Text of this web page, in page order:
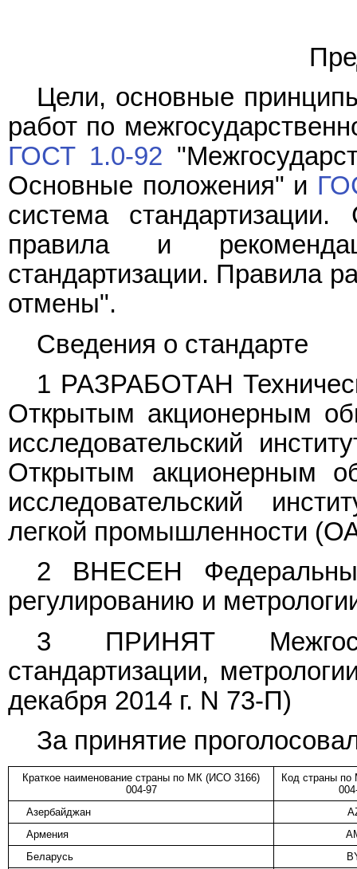
Цели, основные
работ по
ГОСТ 1.0-92
Основные положения" и
система стандартизации.
правила и
стандартизации. Правила
отмены".
Сведения о стандарте
1 РАЗРАБОТАН
Открытым акционерным
исследовательский
Открытым акционерным
исследовательский
легкой промышленности
2 ВНЕСЕН
регулированию и
3 ПРИНЯТ
стандартизации,
декабря 2014 г. N 73-П)
За принятие
Краткое наименование страны по МК (ИСО 3166)
004-97
Код страны
Азербайджан
Армения
Беларусь